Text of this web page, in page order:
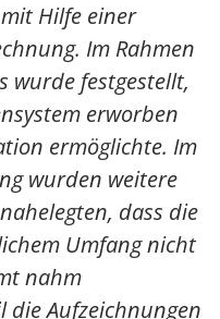
Hilfe einer
Im Rahmen
wurde festgestellt,
erworben
ermöglichte. Im
wurden weitere
dass die
Umfang nicht
nahm
die Aufzeichnungen